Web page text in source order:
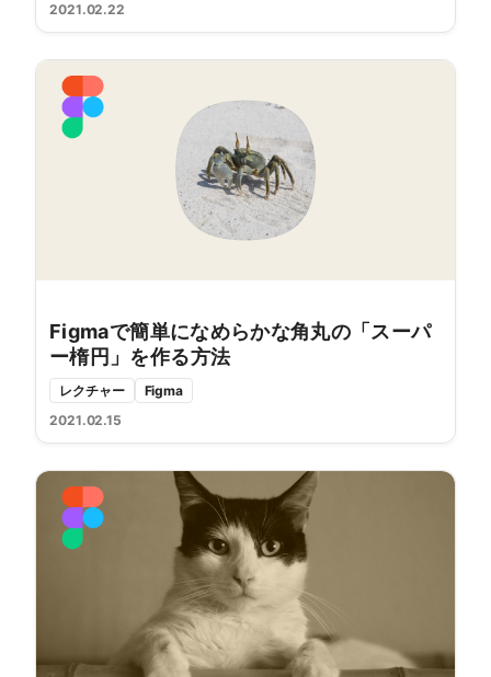
2021.02.22
Figmaで簡単になめらかな角丸の「スーパ
ー楕円」を作る方法
レクチャー
Figma
2021.02.15